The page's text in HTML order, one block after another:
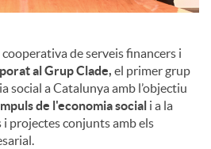
cooperativa de serveis financers i
al Grup Clade, el primer grup
social a Catalunya amb l’objectiu
de l'economia social i a la
i projectes conjunts amb els